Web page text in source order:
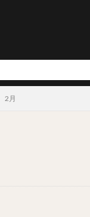
2月